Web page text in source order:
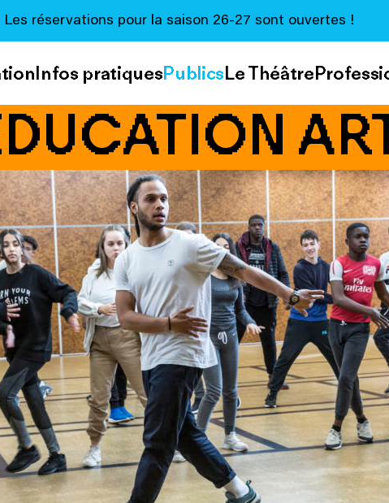
Les réservations pour la saison 26-27 sont ouvertes !
Infos pratiquesPublicsLe Théâtre